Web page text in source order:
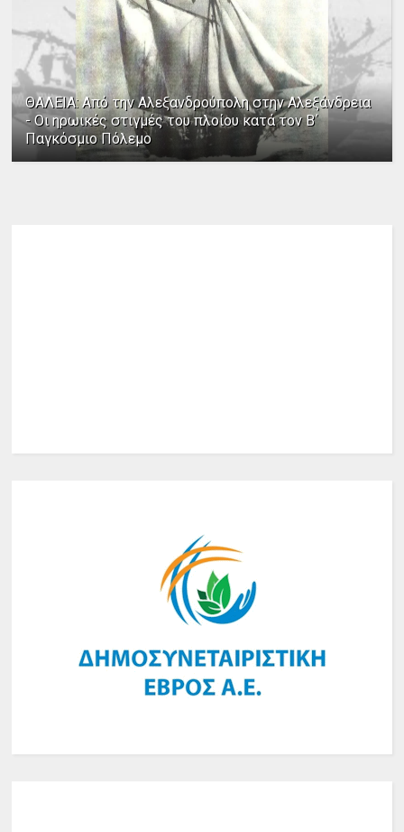
ΘΑΛΕΙΑ: Από την Αλεξανδρούπολη στην Αλεξάνδρεια
- Οι ηρωικές στιγμές του πλοίου κατά τον Β΄
Παγκόσμιο Πόλεμο